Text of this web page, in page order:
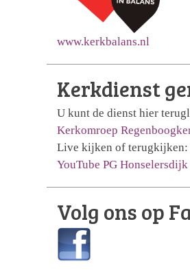
www.kerkbalans.nl
Kerkdienst
U kunt de dienst hier
Kerkomroep
Live kijken of terugkijken:
YouTube PG Honselersdijk
Volg ons op